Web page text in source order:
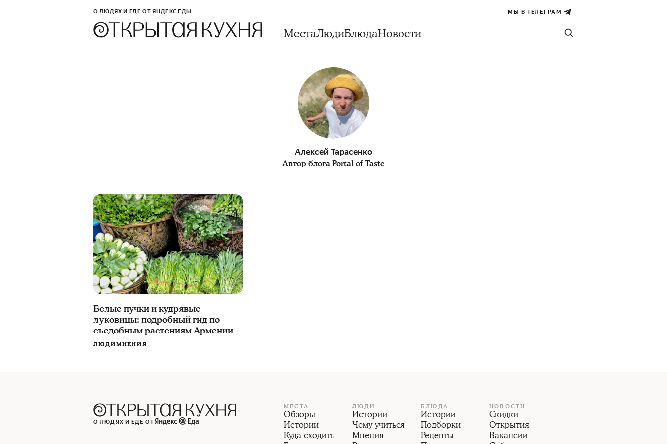
О ЛЮДЯХ И ЕДЕ ОТ ЯНДЕКС ЕДЫ МЫ В ТЕЛЕГРАМ
МестаЛюдиБлюдаНовости
Алексей Тарасенко
Автор блога Portal of Taste
Белые пучки и кудрявые
луковицы: подробный гид по
съедобным растениям Армении
ЛЮДИМНЕНИЯ
О ЛЮДЯХ И ЕДЕ ОТ
МЕСТА
Обзоры
Истории
Куда сходить
ЛЮДИ
Истории
Чему учиться
Мнения
БЛЮДА
Истории
Подборки
Рецепты
НОВОСТИ
Скидки
Открытия
Вакансии